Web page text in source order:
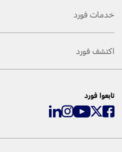
خدمات فورد
اكتشف فورد
تابعوا فورد